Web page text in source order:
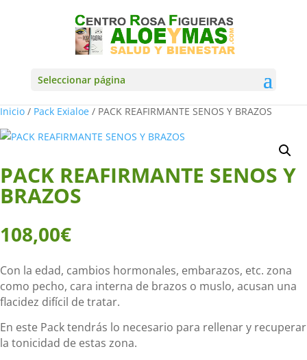
Seleccionar página
Inicio / Pack Exialoe / PACK REAFIRMANTE SENOS Y BRAZOS
PACK REAFIRMANTE SENOS Y
BRAZOS
108,00€
Con la edad, cambios hormonales, embarazos, etc. zona
como pecho, cara interna de brazos o muslo, acusan una
flacidez difícil de tratar.
En este Pack tendrás lo necesario para rellenar y recuperar
la tonicidad de estas zona.